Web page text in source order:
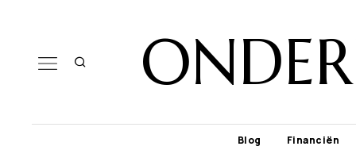
Blog Financiën